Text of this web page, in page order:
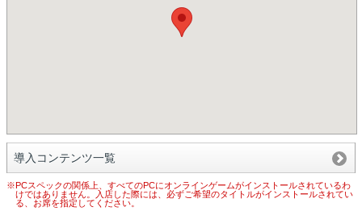
導入コンテンツ一覧
※PCスペックの関係上、すべてのPCにオンラインゲームがインストールされているわ
けではありません。入店した際には、必ずご希望のタイトルがインストールされてい
る、お席を指定してください。